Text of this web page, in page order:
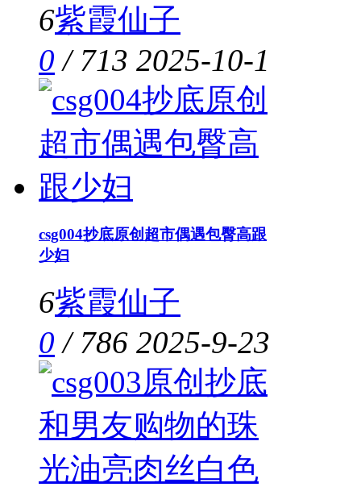
6紫霞仙子
0 / 713 2025-10-1
csg004抄底原创超市偶遇包臀高跟
少妇
6紫霞仙子
0 / 786 2025-9-23